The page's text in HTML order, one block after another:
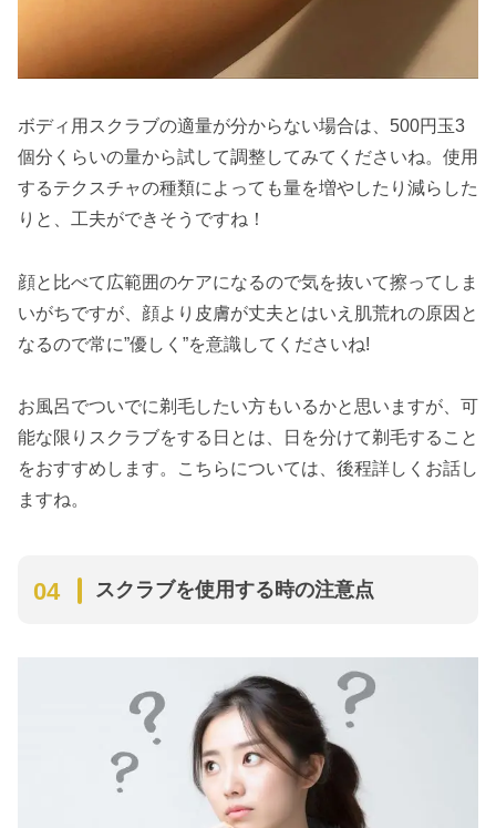
ボディ用スクラブの適量が分からない場合は、500円玉3
個分くらいの量から試して調整してみてくださいね。使用
するテクスチャの種類によっても量を増やしたり減らした
りと、工夫ができそうですね！
顔と比べて広範囲のケアになるので気を抜いて擦ってしま
いがちですが、顔より皮膚が丈夫とはいえ肌荒れの原因と
なるので常に”優しく”を意識してくださいね!
お風呂でついでに剃毛したい方もいるかと思いますが、可
能な限りスクラブをする日とは、日を分けて剃毛すること
をおすすめします。こちらについては、後程詳しくお話し
ますね。
スクラブを使用する時の注意点